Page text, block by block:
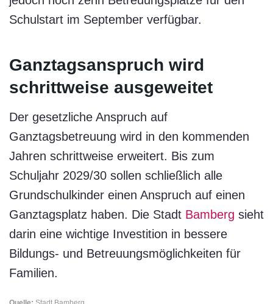
Schulstart im September verfügbar.
Ganztagsanspruch wird
schrittweise ausgeweitet
Der gesetzliche Anspruch auf
Ganztagsbetreuung wird in den kommenden
Jahren schrittweise erweitert. Bis zum
Schuljahr 2029/30 sollen schließlich alle
Grundschulkinder einen Anspruch auf einen
Ganztagsplatz haben. Die Stadt Bamberg sieht
darin eine wichtige Investition in bessere
Bildungs- und Betreuungsmöglichkeiten für
Familien.